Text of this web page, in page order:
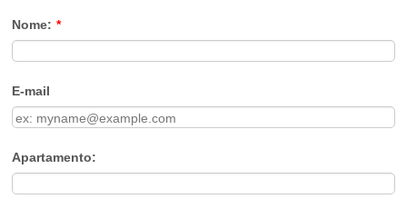
Nome: *
E-mail
Apartamento: